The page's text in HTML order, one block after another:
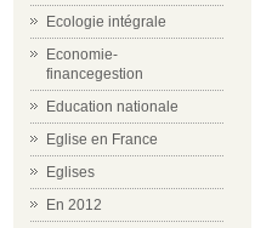
Ecologie intégrale
Economie-
financegestion
Education nationale
Eglise en France
Eglises
En 2012